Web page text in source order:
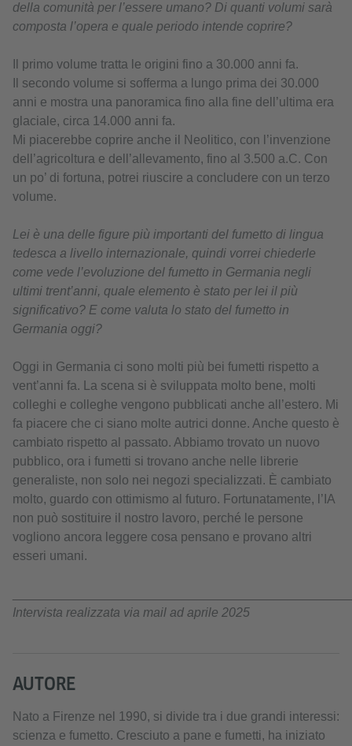
della comunità per l’essere umano? Di quanti volumi sarà
composta l’opera e quale periodo intende coprire?
Il primo volume tratta le origini fino a 30.000 anni fa.
Il secondo volume si sofferma a lungo prima dei 30.000
anni e mostra una panoramica fino alla fine dell’ultima era
glaciale, circa 14.000 anni fa.
Mi piacerebbe coprire anche il Neolitico, con l’invenzione
dell’agricoltura e dell’allevamento, fino al 3.500 a.C. Con
un po’ di fortuna, potrei riuscire a concludere con un terzo
volume.
Lei è una delle figure più importanti del fumetto di lingua
tedesca a livello internazionale, quindi vorrei chiederle
come vede l’evoluzione del fumetto in Germania negli
ultimi trent’anni, quale elemento è stato per lei il più
significativo? E come valuta lo stato del fumetto in
Germania oggi?
Oggi in Germania ci sono molti più bei fumetti rispetto a
vent’anni fa. La scena si è sviluppata molto bene, molti
colleghi e colleghe vengono pubblicati anche all’estero. Mi
fa piacere che ci siano molte autrici donne. Anche questo è
cambiato rispetto al passato. Abbiamo trovato un nuovo
pubblico, ora i fumetti si trovano anche nelle librerie
generaliste, non solo nei negozi specializzati. È cambiato
molto, guardo con ottimismo al futuro. Fortunatamente, l’IA
non può sostituire il nostro lavoro, perché le persone
vogliono ancora leggere cosa pensano e provano altri
esseri umani.
Intervista realizzata via mail ad aprile 2025
AUTORE
Nato a Firenze nel 1990, si divide tra i due grandi interessi:
scienza e fumetto. Cresciuto a pane e fumetti, ha iniziato